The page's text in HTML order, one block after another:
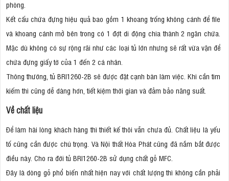
phòng.
Kết cấu chứa đựng hiệu quả bao gồm 1 khoang trống không cánh để file
và khoang cánh mở bên trong có 1 đợt di động chia thành 2 ngăn chứa.
Mặc dù không có sự rộng rãi như các loại tủ lớn nhưng sẽ rất vừa vặn để
chứa đựng giấy tờ của 1 đến 2 cá nhân.
Thông thường, tủ BRI1260-2B sẽ được đặt cạnh bàn làm việc. Khi cần tìm
kiếm thì cũng dễ dàng hơn, tiết kiệm thời gian và đảm bảo năng suất.
Về chất liệu
Để làm hài lòng khách hàng thì thiết kế thôi vẫn chưa đủ. Chất liệu là yếu
tố cũng cần được chú trọng. Và Nội thất Hòa Phát cũng đã nắm bắt được
điều này. Cho ra đời tủ BRI1260-2B sử dụng chất gỗ MFC.
Đây là dòng gỗ phổ biến nhất hiện nay với chất lượng thì không cần phải